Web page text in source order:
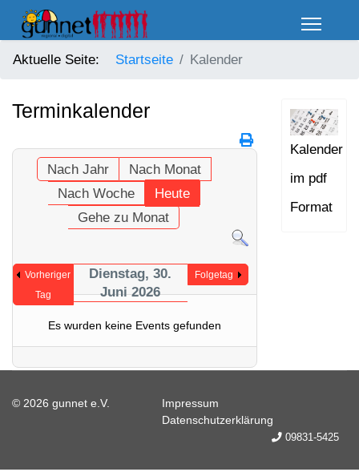
Aktuelle Seite: Startseite Kalender
Terminkalender
Nach Jahr
Nach Monat
Nach Woche
Heute
Gehe zu Monat
Vorheriger
Tag
Dienstag, 30.
Juni 2026
Folgetag
Es wurden keine Events gefunden
Kalender
im pdf
Format
© 2026 gunnet e.V.
Impressum
Datenschutzerklärung
09831-5425